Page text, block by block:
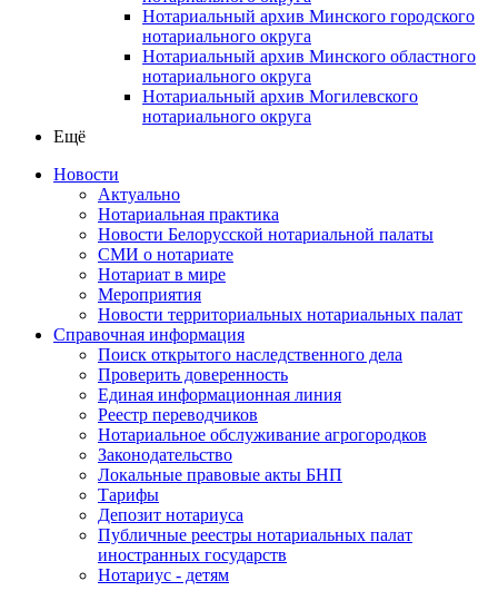
Нотариальный архив Минского городского
нотариального округа
Нотариальный архив Минского областного
нотариального округа
Нотариальный архив Могилевского
нотариального округа
Ещё
Новости
Актуально
Нотариальная практика
Новости Белорусской нотариальной палаты
СМИ о нотариате
Нотариат в мире
Мероприятия
Новости территориальных нотариальных палат
Справочная информация
Поиск открытого наследственного дела
Проверить доверенность
Единая информационная линия
Реестр переводчиков
Нотариальное обслуживание агрогородков
Законодательство
Локальные правовые акты БНП
Тарифы
Депозит нотариуса
Публичные реестры нотариальных палат
иностранных государств
Нотариус - детям